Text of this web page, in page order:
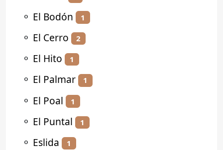
⚬ El Bodón 1
⚬ El Cerro 2
⚬ El Hito 1
⚬ El Palmar 1
⚬ El Poal 1
⚬ El Puntal 1
⚬ Eslida 1